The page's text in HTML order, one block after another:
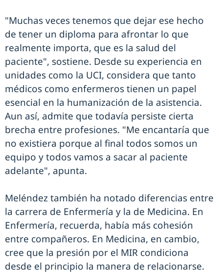
"Muchas veces tenemos que dejar ese hecho
de tener un diploma para afrontar lo que
realmente importa, que es la salud del
paciente", sostiene. Desde su experiencia en
unidades como la UCI, considera que tanto
médicos como enfermeros tienen un papel
esencial en la humanización de la asistencia.
Aun así, admite que todavía persiste cierta
brecha entre profesiones. "Me encantaría que
no existiera porque al final todos somos un
equipo y todos vamos a sacar al paciente
adelante", apunta.
Meléndez también ha notado diferencias entre
la carrera de Enfermería y la de Medicina. En
Enfermería, recuerda, había más cohesión
entre compañeros. En Medicina, en cambio,
cree que la presión por el MIR condiciona
desde el principio la manera de relacionarse.